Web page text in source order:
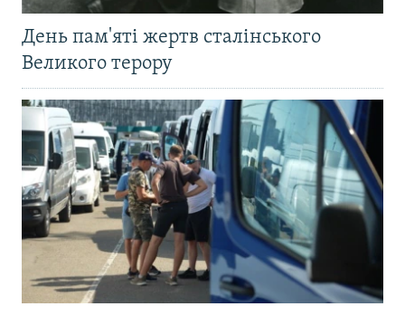
День пам'яті жертв сталінського
Великого терору